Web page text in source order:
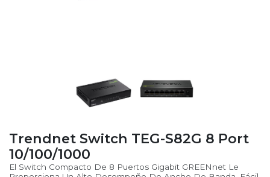
Trendnet Switch TEG-S82G 8 Port
10/100/1000
El Switch Compacto De 8 Puertos Gigabit GREENnet Le